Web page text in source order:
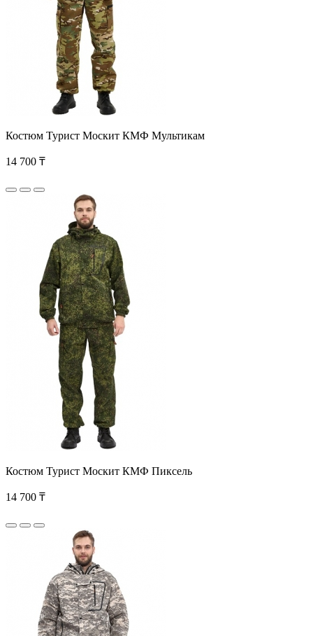
Костюм Турист Москит КМФ Мультикам
14 700 ₸
Костюм Турист Москит КМФ Пиксель
14 700 ₸